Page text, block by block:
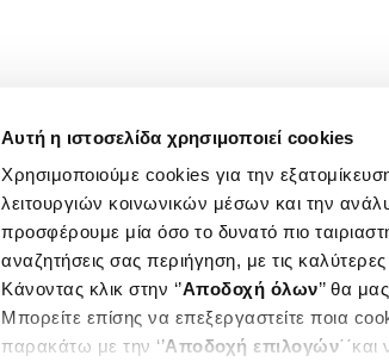
Αυτή η ιστοσελίδα χρησιμοποιεί cookies
Χρησιμοποιούμε cookies για την
λειτουργιών κοινωνικών μέσων και την
προσφέρουμε μία όσο το δυνατό πιο
αναζητήσεις σας περιήγηση, με τις
Κάνοντας κλικ στην ‘’Αποδοχή όλων’’ θα
Μπορείτε επίσης να επεξεργαστείτε ποια
παρακάτω με την ‘’Αποδοχή επιλογών